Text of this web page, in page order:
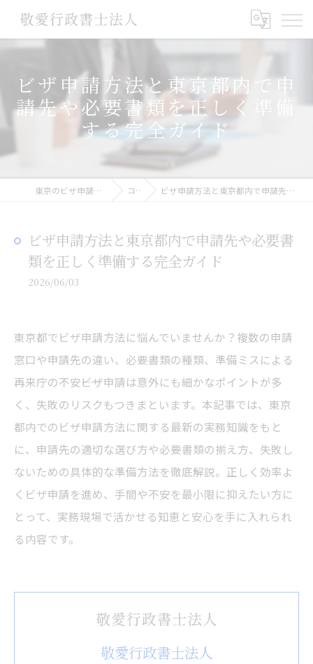
ビザ申請方法と東京都内で申
請先や必要書類を正しく準備
する完全ガイド
東京のビザ申請なら敬愛行政書士法人 コラム ビザ申請方法と東京都内で申請先や必要書類を正しく準備する完全ガイド
ビザ申請方法と東京都内で申請先や必要書
類を正しく準備する完全ガイド
2026/06/03
東京都でビザ申請方法に悩んでいませんか？複数の申請
窓口や申請先の違い、必要書類の種類、準備ミスによる
再来庁の不安――ビザ申請は意外にも細かなポイントが多
く、失敗のリスクもつきまといます。本記事では、東京
都内でのビザ申請方法に関する最新の実務知識をもと
に、申請先の適切な選び方や必要書類の揃え方、失敗し
ないための具体的な準備方法を徹底解説。正しく効率よ
くビザ申請を進め、手間や不安を最小限に抑えたい方に
とって、実務現場で活かせる知恵と安心を手に入れられ
る内容です。
敬愛行政書士法人